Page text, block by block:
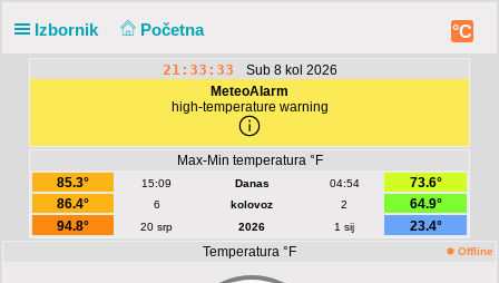
Izbornik Početna °C
21:33:33
Sub 8 kol 2026
MeteoAlarm
high-temperature warning
Max-Min temperatura °F
85.3°
15:09 Danas 04:54
73.6°
86.4°
6 kolovoz 2
64.9°
94.8°
20 srp 2026 1 sij
23.4°
Temperatura °F
Offline